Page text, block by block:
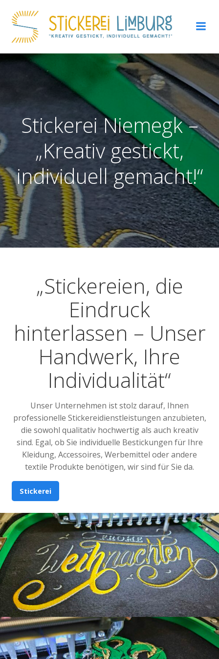
Inhalt
springen
Stickerei Niemegk –
„Kreativ gestickt,
individuell gemacht!“
„Stickereien, die
Eindruck
hinterlassen – Unser
Handwerk, Ihre
Individualität“
Unser Unternehmen ist stolz darauf, Ihnen
professionelle Stickereidienstleistungen anzubieten,
die sowohl qualitativ hochwertig als auch kreativ
sind. Egal, ob Sie individuelle Bestickungen für Ihre
Kleidung, Accessoires, Werbemittel oder andere
textile Produkte benötigen, wir sind für Sie da.
Stickerei